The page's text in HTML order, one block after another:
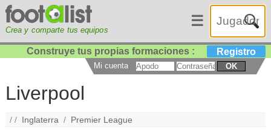
Crea y comparte tus equipos
☰
Construye tus propias formaciones : Registro
Mi cuenta OK
Liverpool
/ / Inglaterra / Premier League